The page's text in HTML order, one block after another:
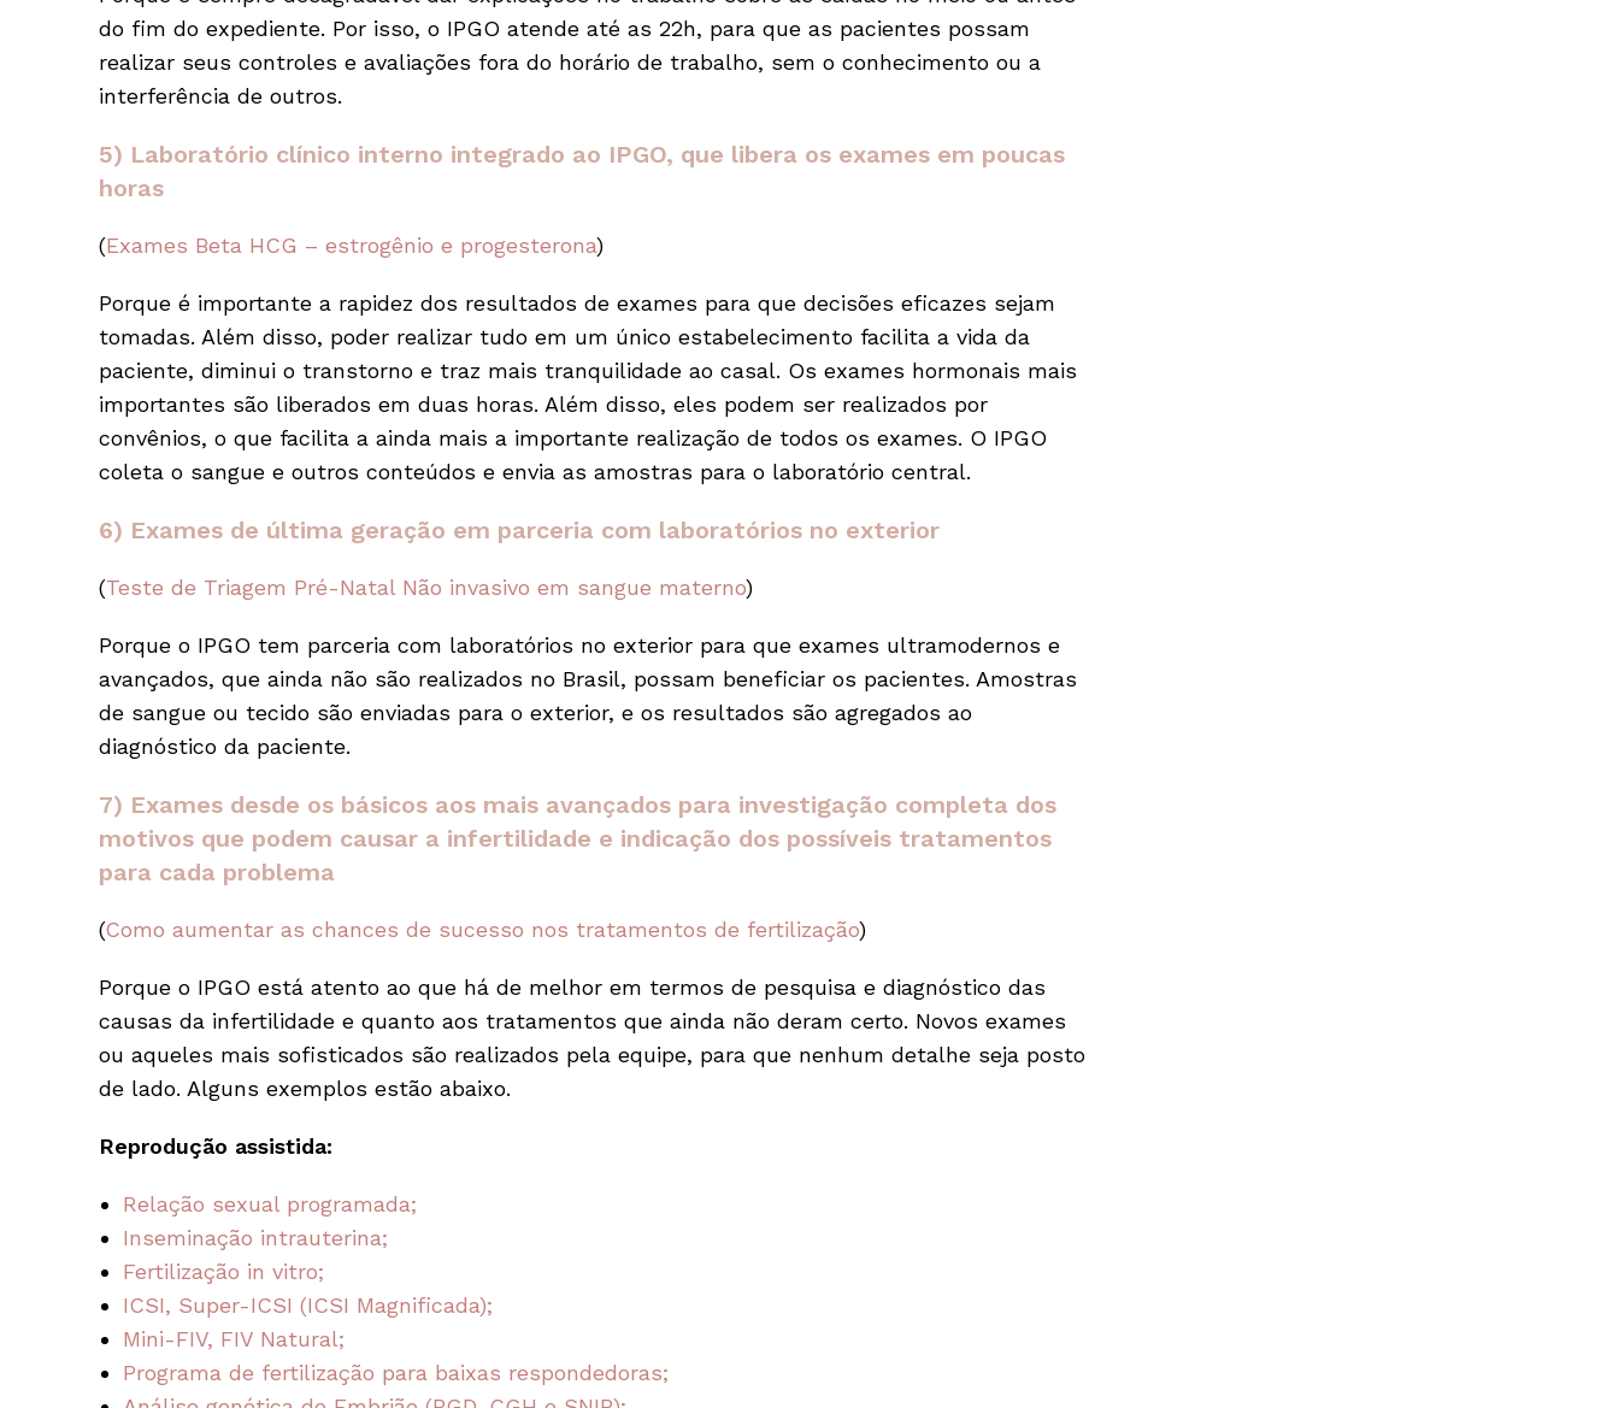
do fim do expediente. Por isso, o IPGO atende até as 22h, para que as pacientes possam
realizar seus controles e avaliações fora do horário de trabalho, sem o conhecimento ou a
interferência de outros.
5) Laboratório clínico interno integrado ao IPGO, que libera os exames em poucas
horas
(Exames Beta HCG – estrogênio e progesterona)
Porque é importante a rapidez dos resultados de exames para que decisões eficazes sejam
tomadas. Além disso, poder realizar tudo em um único estabelecimento facilita a vida da
paciente, diminui o transtorno e traz mais tranquilidade ao casal. Os exames hormonais mais
importantes são liberados em duas horas. Além disso, eles podem ser realizados por
convênios, o que facilita a ainda mais a importante realização de todos os exames. O IPGO
coleta o sangue e outros conteúdos e envia as amostras para o laboratório central.
6) Exames de última geração em parceria com laboratórios no exterior
(Teste de Triagem Pré-Natal Não invasivo em sangue materno)
Porque o IPGO tem parceria com laboratórios no exterior para que exames ultramodernos e
avançados, que ainda não são realizados no Brasil, possam beneficiar os pacientes. Amostras
de sangue ou tecido são enviadas para o exterior, e os resultados são agregados ao
diagnóstico da paciente.
7) Exames desde os básicos aos mais avançados para investigação completa dos
motivos que podem causar a infertilidade e indicação dos possíveis tratamentos
para cada problema
(Como aumentar as chances de sucesso nos tratamentos de fertilização)
Porque o IPGO está atento ao que há de melhor em termos de pesquisa e diagnóstico das
causas da infertilidade e quanto aos tratamentos que ainda não deram certo. Novos exames
ou aqueles mais sofisticados são realizados pela equipe, para que nenhum detalhe seja posto
de lado. Alguns exemplos estão abaixo.
Reprodução assistida:
Relação sexual programada;
Inseminação intrauterina;
Fertilização in vitro;
ICSI, Super-ICSI (ICSI Magnificada);
Mini-FIV, FIV Natural;
Programa de fertilização para baixas respondedoras;